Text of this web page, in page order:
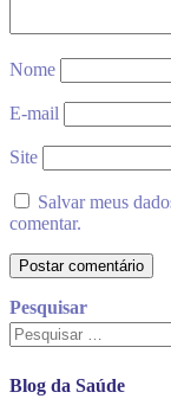
Nome
E-mail
Site
Salvar meus
comentar.
Pesquisar
Blog da Saúde